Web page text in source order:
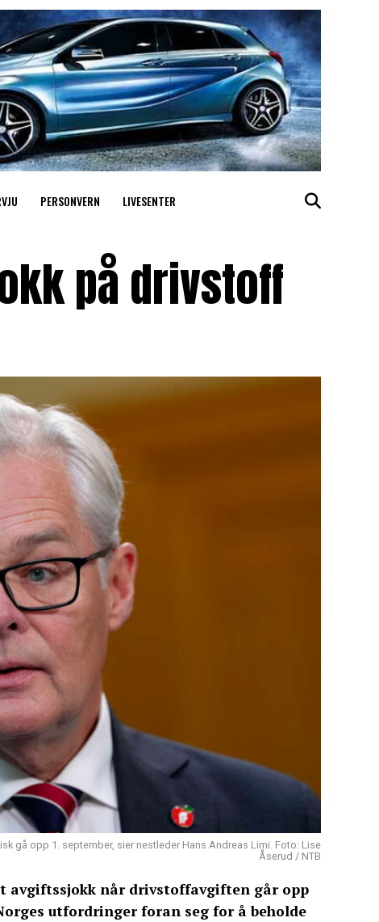
PERSONVERN LIVESENTER
på drivstoff
gå opp 1. september, sier nestleder Hans Andreas Limi. Foto: Lise
Åserud / NTB
avgiftssjokk når drivstoffavgiften går opp
utfordringer foran seg for å beholde